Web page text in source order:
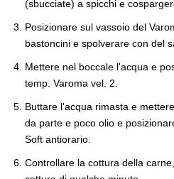
(sbucciate) a spicchi e
Posizionare sul vassoio del
bastoncini e spolverare con del
Mettere nel boccale l'acqua e
temp. Varoma vel. 2.
Buttare l'acqua rimasta e
da parte e poco olio e
Soft antiorario.
Controllare la cottura della